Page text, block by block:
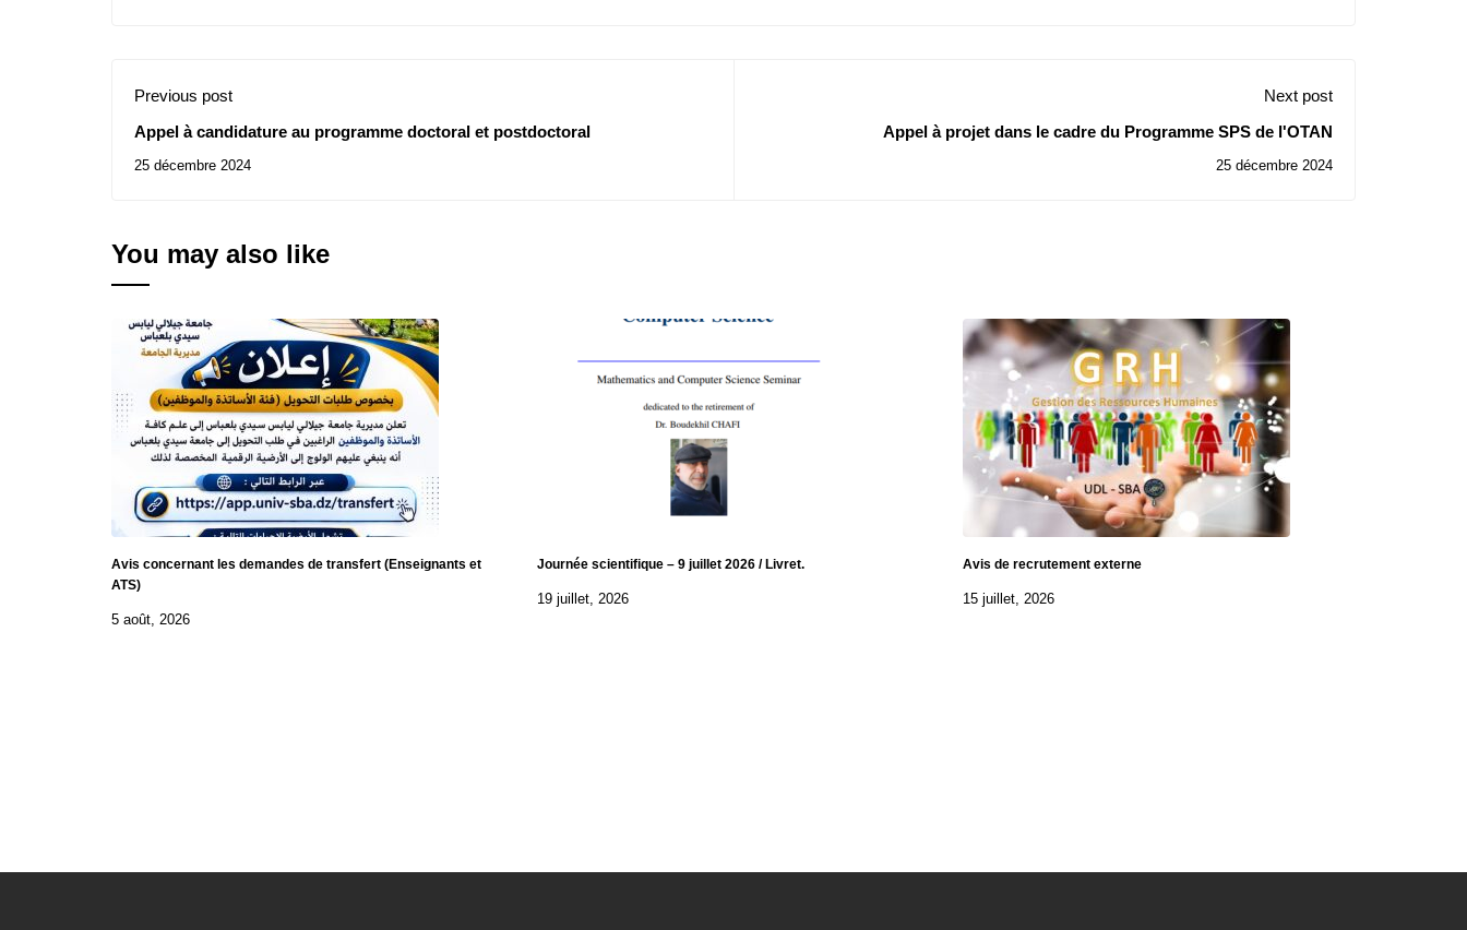
Previous post
Appel à candidature au programme doctoral et postdoctoral
25 décembre 2024
Next post
Appel à projet dans le cadre du Programme SPS de l'OTAN
25 décembre 2024
You may also like
Avis concernant les demandes de transfert (Enseignants et
ATS)
5 août, 2026
Journée scientifique – 9 juillet 2026 / Livret.
19 juillet, 2026
Avis de recrutement externe
15 juillet, 2026